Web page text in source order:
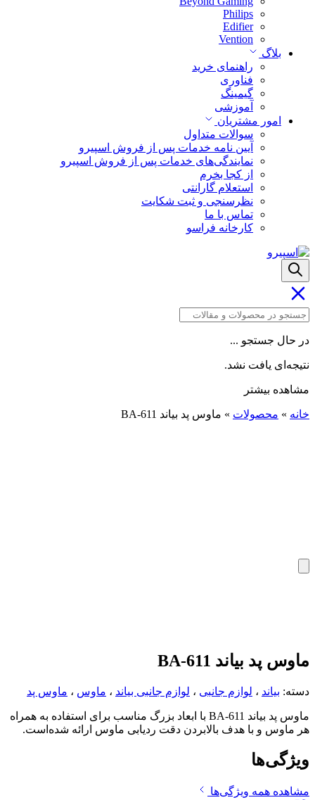
Philips
Edifier
Vention
بلاگ
راهنمای خرید
فناوری
گیمینگ
آموزشی
امور مشتریان
سوالات متداول
آیین نامه خدمات پس از فروش اسپیرو
نمایندگی‌های خدمات پس از فروش اسپیرو
از کجا بخرم
استعلام گارانتی
نظرسنجی و ثبت شکایت
تماس با ما
کارخانه فراسو
در حال جستجو ...
نتیجه‌ای یافت نشد.
مشاهده بیشتر
خانه » محصولات » ماوس پد بیاند BA-611
ماوس پد بیاند BA-611
دسته: بیاند ، لوازم جانبی ، لوازم جانبی بیاند ، ماوس ، ماوس پد
ماوس پد بیاند BA-611 با ابعاد بزرگ مناسب برای استفاده به همراه
هر ماوس و با هدف بالابردن دقت ردیابی ماوس ارائه شده‌است.
ویژگی‌ها
مشاهده همه ویژگی‌ها